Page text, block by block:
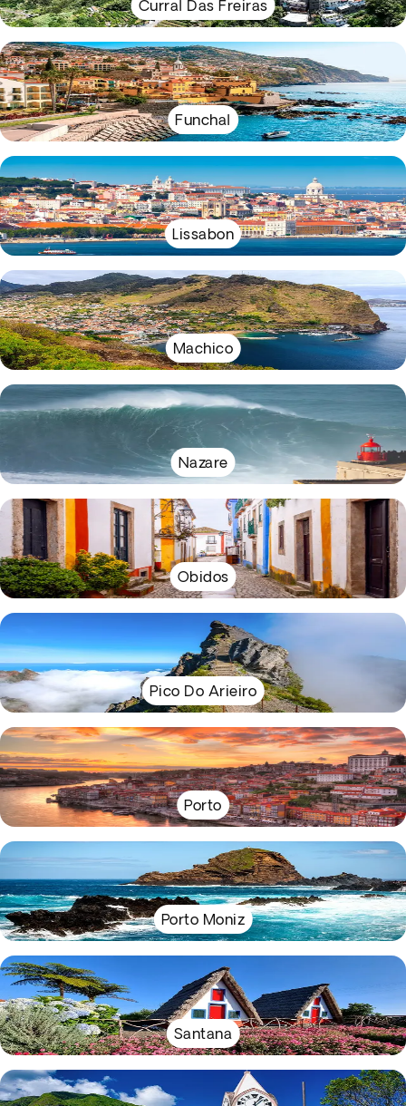
Curral Das Freiras
Funchal
Lissabon
Machico
Nazare
Obidos
Pico Do Arieiro
Porto
Porto Moniz
Santana